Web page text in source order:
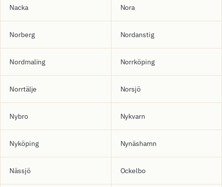
Nacka Nora
Norberg Nordanstig
Nordmaling Norrköping
Norrtälje Norsjö
Nybro Nykvarn
Nyköping Nynäshamn
Nässjö Ockelbo